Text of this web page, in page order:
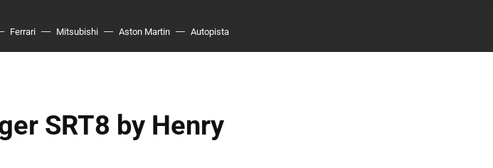
Ferrari Mitsubishi Aston Martin Autopista
SRT8 by Henry